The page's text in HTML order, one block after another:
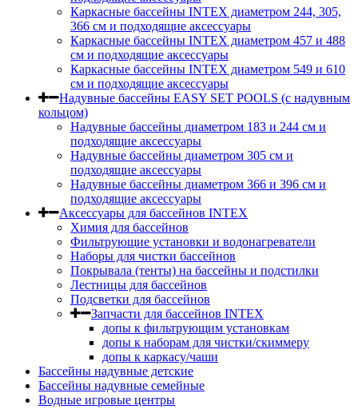
Каркасные бассейны INTEX диаметром 244, 305,
366 см и подходящие аксессуары
Каркасные бассейны INTEX диаметром 457 и 488
cм и подходящие аксессуары
Каркасные бассейны INTEX диаметром 549 и 610
см и подходящие аксессуары
Надувные бассейны EASY SET POOLS (с надувным
кольцом)
Надувные бассейны диаметром 183 и 244 см и
подходящие аксессуары
Надувные бассейны диаметром 305 см и
подходящие аксессуары
Надувные бассейны диаметром 366 и 396 см и
подходящие аксессуары
Аксессуары для бассейнов INTEX
Химия для бассейнов
Фильтрующие установки и водонагреватели
Наборы для чистки бассейнов
Покрывала (тенты) на бассейны и подстилки
Лестницы для бассейнов
Подсветки для бассейнов
Запчасти для бассейнов INTEX
допы к фильтрующим установкам
допы к наборам для чистки/скиммеру
допы к каркасу/чаши
Бассейны надувные детские
Бассейны надувные семейные
Водные игровые центры